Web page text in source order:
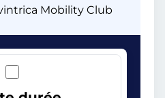
Mobility Club